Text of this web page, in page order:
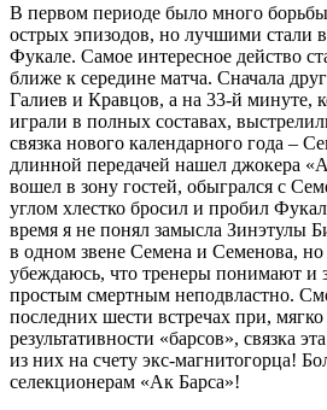
В первом периоде было много
острых эпизодов, но лучшими стали
Фукале. Самое интересное действо
ближе к середине матча. Сначала
Галиев и Кравцов, а на 33-й минуте,
играли в полных составах,
связка нового календарного года –
длинной передачей нашел джокера
вошел в зону гостей, обыгрался с
углом хлестко бросил и пробил
время я не понял замысла Зинэтулы
в одном звене Семена и Семенова,
убеждаюсь, что тренеры понимают и
простым смертным неподвластно.
последних шести встречах при,
результативности «барсов», связка
из них на счету экс-магнитогорца!
селекционерам «Ак Барса»!